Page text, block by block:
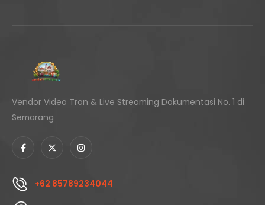
Vendor Video Tron & Live Streaming Dokumentasi No. 1 di
Semarang
+62 85789234044